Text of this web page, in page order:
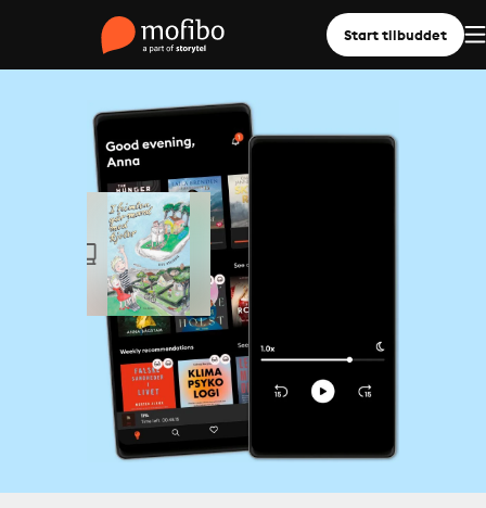
Start tilbuddet